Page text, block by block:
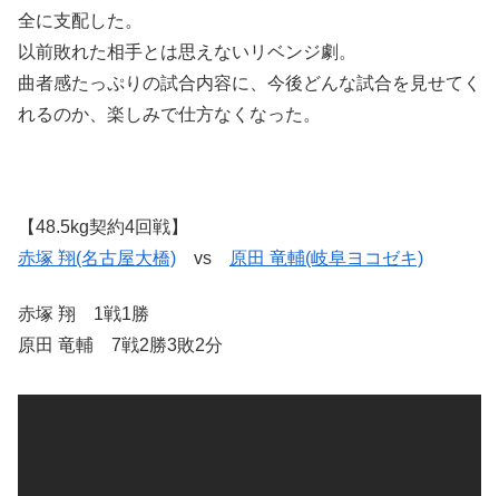
全に支配した。
以前敗れた相手とは思えないリベンジ劇。
曲者感たっぷりの試合内容に、今後どんな試合を見せてく
れるのか、楽しみで仕方なくなった。
【48.5kg契約4回戦】
赤塚 翔(名古屋大橋) vs 原田 竜輔(岐阜ヨコゼキ)
赤塚 翔 1戦1勝
原田 竜輔 7戦2勝3敗2分